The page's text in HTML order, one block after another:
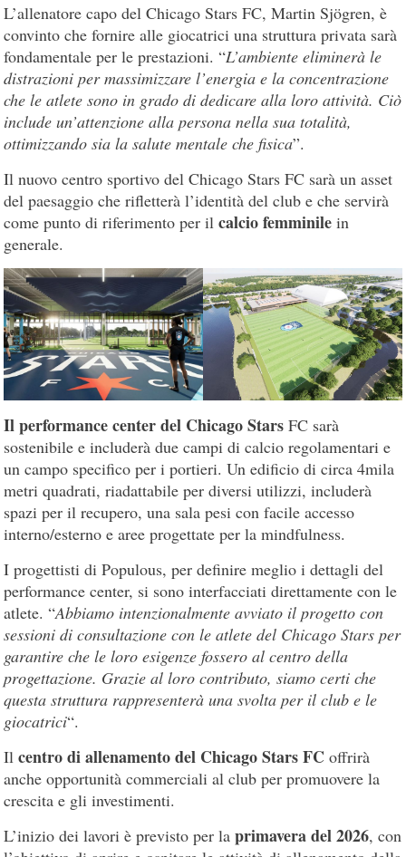
L’allenatore capo del Chicago Stars FC, Martin Sjögren, è
convinto che fornire alle giocatrici una struttura privata sarà
fondamentale per le prestazioni. “L’ambiente eliminerà le
distrazioni per massimizzare l’energia e la concentrazione
che le atlete sono in grado di dedicare alla loro attività. Ciò
include un’attenzione alla persona nella sua totalità,
ottimizzando sia la salute mentale che fisica”.
Il nuovo centro sportivo del Chicago Stars FC sarà un asset
del paesaggio che rifletterà l’identità del club e che servirà
come punto di riferimento per ilcalcio femminilein
generale.
Il performance center del Chicago Stars FC sarà
sostenibile e includerà due campi di calcio regolamentari e
un campo specifico per i portieri. Un edificio di circa 4mila
metri quadrati, riadattabile per diversi utilizzi, includerà
spazi per il recupero, una sala pesi con facile accesso
interno/esterno e aree progettate per la mindfulness.
I progettisti di Populous, per definire meglio i dettagli del
performance center, si sono interfacciati direttamente con le
atlete. “Abbiamo intenzionalmente avviato il progetto con
sessioni di consultazione con le atlete del Chicago Stars per
garantire che le loro esigenze fossero al centro della
progettazione. Grazie al loro contributo, siamo certi che
questa struttura rappresenterà una svolta per il club e le
giocatrici“.
Ilcentro di allenamento del Chicago Stars FC offrirà
anche opportunità commerciali al club per promuovere la
crescita e gli investimenti.
L’inizio dei lavori è previsto per laprimavera del 2026, con